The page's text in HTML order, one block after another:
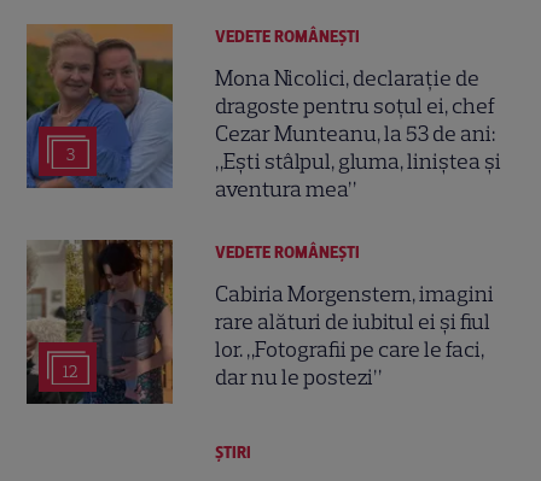
3
VEDETE ROMÂNEŞTI
Mona Nicolici, declarație de
dragoste pentru soțul ei, chef
Cezar Munteanu, la 53 de ani:
„Ești stâlpul, gluma, liniștea și
aventura mea”
12
VEDETE ROMÂNEŞTI
Cabiria Morgenstern, imagini
rare alături de iubitul ei și fiul
lor. „Fotografii pe care le faci,
dar nu le postezi”
ȘTIRI